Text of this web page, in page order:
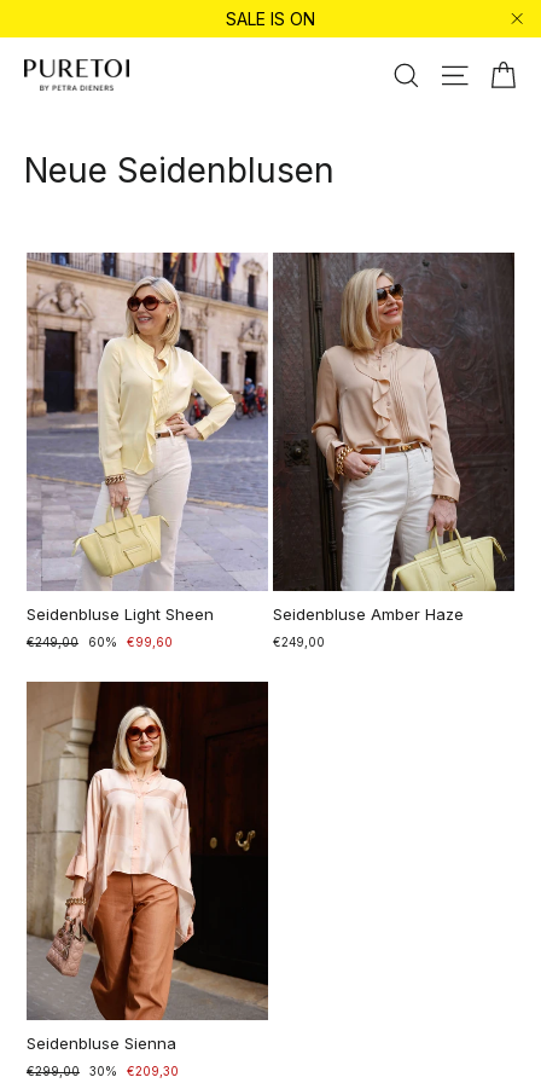
directement
contenu
SALE IS ON
Recherche
Neue Seidenblusen
Seidenbluse Light Sheen
Normaler
€249,00
Sonderpreis60% €99,60
Seidenbluse Amber Haze
€249,00
Seidenbluse Sienna
Prix
€299,00
Prix
30% €209,30